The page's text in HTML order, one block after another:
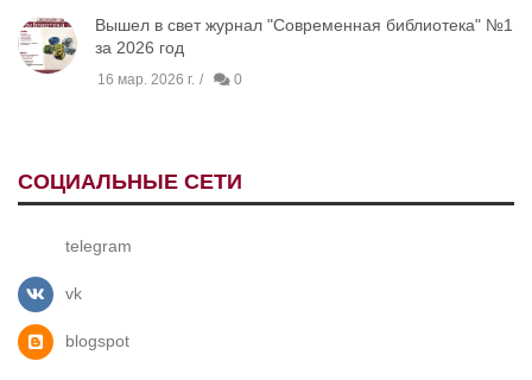
Вышел в свет журнал "Современная библиотека" №1
за 2026 год
16 мар. 2026 г. 0
СОЦИАЛЬНЫЕ СЕТИ
telegram
vk
blogspot